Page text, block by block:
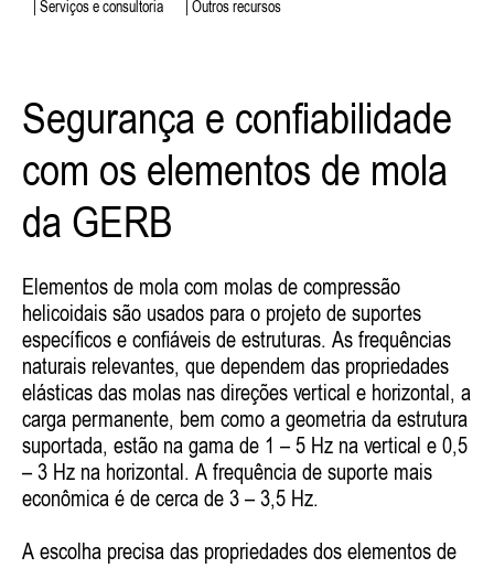
| Serviços e consultoria | Outros recursos
Segurança e confiabilidade
com os elementos de mola
da GERB
Elementos de mola com molas de compressão
helicoidais são usados ​​para o projeto de suportes
específicos e confiáveis de estruturas. As frequências
naturais relevantes, que dependem das propriedades
elásticas das molas nas direções vertical e horizontal, a
carga permanente, bem como a geometria da estrutura
suportada, estão na gama de 1 – 5 Hz na vertical e 0,5
– 3 Hz na horizontal. A frequência de suporte mais
econômica é de cerca de 3 – 3,5 Hz.
A escolha precisa das propriedades dos elementos de